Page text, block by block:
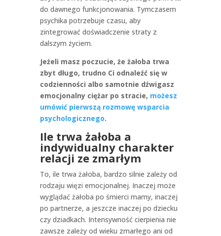
do dawnego funkcjonowania. Tymczasem
psychika potrzebuje czasu, aby
zintegrować doświadczenie straty z
dalszym życiem.
Jeżeli masz poczucie, że żałoba trwa
zbyt długo, trudno Ci odnaleźć się w
codzienności albo samotnie dźwigasz
emocjonalny ciężar po stracie, możesz
umówić pierwszą rozmowę wsparcia
psychologicznego.
Ile trwa żałoba a
indywidualny charakter
relacji ze zmarłym
To, ile trwa żałoba, bardzo silnie zależy od
rodzaju więzi emocjonalnej. Inaczej może
wyglądać żałoba po śmierci mamy, inaczej
po partnerze, a jeszcze inaczej po dziecku
czy dziadkach. Intensywność cierpienia nie
zawsze zależy od wieku zmarłego ani od